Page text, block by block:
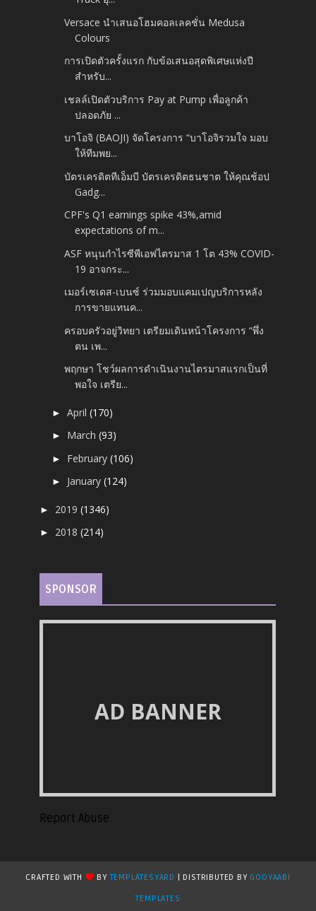
Versace นำเสนอโฮมคอลเลคชั่น Medusa
Colours
การเปิดตัวครั้งแรก กับข้อเสนอสุดพิเศษแห่งปี
สำหรับ...
เชลล์เปิดตัวบริการ Pay at Pump เพื่อลูกค้า
ปลอดภัย ...
บาโอจิ (BAOJI) จัดโครงการ “บาโอจิรวมใจ มอบ
ให้ทีมพย...
บัตรเครดิตทีเอ็มบี บัตรเครดิตธนชาต ให้คุณช้อป
Gadg...
CPF's Q1 earnings spike 43%,amid
expectations of m...
ASF หนุนกำไรซีพีเอฟไตรมาส 1 โต 43% COVID-
19 อาจกระ...
เมอร์เซเดส-เบนซ์ ร่วมมอบแคมเปญบริการหลัง
การขายแทนค...
ครอบครัวอยู่วิทยา เตรียมเดินหน้าโครงการ “พึ่ง
ตน เพ...
พฤกษา โชว์ผลการดำเนินงานไตรมาสแรกเป็นที่
พอใจ เตรีย...
►April(170)
► March(93)
► February(106)
► January(124)
► 2019(1346)
► 2018(214)
SPONSOR
AD BANNER
Report Abuse
CRAFTED WITH BYTEMPLATESYARD | DISTRIBUTED BY GOOYAABI
TEMPLATES